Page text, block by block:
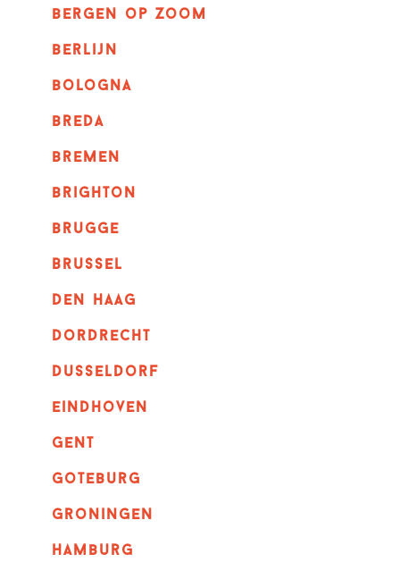
bergen op zoom
berlijn
bologna
breda
bremen
brighton
brugge
Brussel
Den haag
dordrecht
dusseldorf
eindhoven
GENT
goteburg
groningen
hamburg